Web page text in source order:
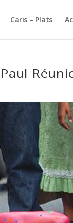
Caris – Plats